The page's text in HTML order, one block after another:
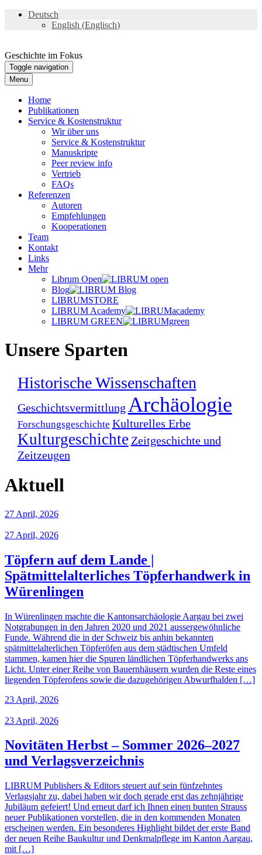
Deutsch
English (Englisch)
Geschichte im Fokus
Toggle navigation
Menu
Home
Publikationen
Service & Kostenstruktur
Wir über uns
Service & Kostenstruktur
Manuskripte
Peer review info
Vertrieb
FAQs
Referenzen
Autoren
Empfehlungen
Kooperationen
Team
Kontakt
Links
Mehr
Librum Open
Blog
LIBRUMSTORE
LIBRUM Academy
LIBRUM GREEN
Unsere Sparten
Historische Wissenschaften
Geschichtsvermittlung Archäologie
Forschungsgeschichte Kulturelles Erbe
Kulturgeschichte Zeitgeschichte und
Zeitzeugen
Aktuell
27 April, 2026
27 April, 2026
Töpfern auf dem Lande |
Spätmittelalterliches Töpferhandwerk in
Würenlingen
In Würenlingen machte die Kantonsarchäologie Aargau bei zwei
Notgrabungen in den Jahren 2020 und 2021 aussergewöhnliche
Funde. Während die in der Schweiz bis anhin bekannten
spätmittelalterlichen Töpferöfen aus dem städtischen Umfeld
stammen, kamen hier die Spuren ländlichen Töpferhandwerks ans
Licht. Unter einer Reihe von Bauernhäusern wurden die Reste eines
liegenden Töpferofens sowie die dazugehörigen Abwurfhalden […]
23 April, 2026
23 April, 2026
Novitäten Herbst – Sommer 2026–2027
und Verlagsverzeichnis
LIBRUM Publishers & Editors steuert auf sein fünfzehntes
Verlagsjahr zu, dabei haben wir doch gerade erst das zehnjährige
Jubiläum gefeiert! Und erneut darf ich Ihnen einen bunten Strauss
neuer Publikationen vorstellen, die in den kommenden Monaten
erscheinen werden. Ein besonderes Highlight bildet der erste Band
der neuen Reihe Baukultur und Denkmalpflege im Kanton Aargau,
mit […]